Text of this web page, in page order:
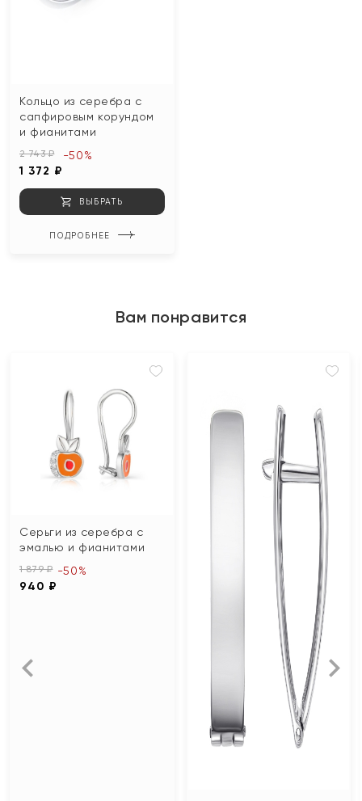
Кольцо из серебра с
сапфировым корундом
и фианитами
2 743 ₽
1 372 ₽
-50%
ВЫБРАТЬ
ПОДРОБНЕЕ
Вам понравится
Серьги из серебра с
эмалью и фианитами
1 879 ₽
940 ₽
-50%